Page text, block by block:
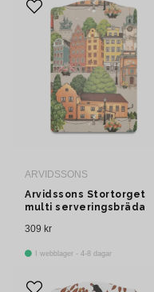
ARVIDSSONS
Arvidssons Stortorget
multi serveringsbräda
309 kr
I webblager - 4-8 dagar